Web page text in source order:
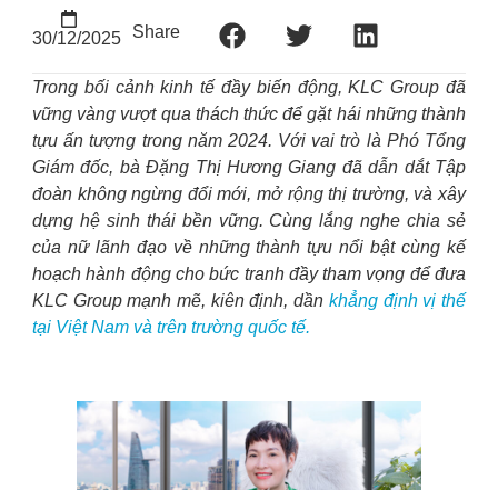
30/12/2025 Share
Trong bối cảnh kinh tế đầy biến động, KLC Group đã
vững vàng vượt qua thách thức để gặt hái những thành
tựu ấn tượng trong năm 2024. Với vai trò là Phó Tổng
Giám đốc, bà Đặng Thị Hương Giang đã dẫn dắt Tập
đoàn không ngừng đổi mới, mở rộng thị trường, và xây
dựng hệ sinh thái bền vững. Cùng lắng nghe chia sẻ
của nữ lãnh đạo về những thành tựu nổi bật cùng kế
hoạch hành động cho bức tranh đầy tham vọng để đưa
KLC Group mạnh mẽ, kiên định, dần khẳng định vị thế
tại Việt Nam và trên trường quốc tế.